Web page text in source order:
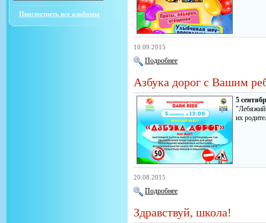
Просмотреть все альбомы
10.09.2015
Подробнее
Азбука дорог с Вашим
5
их
20.08.2015
Подробнее
Здравствуй, школа!